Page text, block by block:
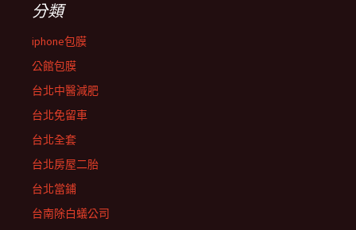
分類
iphone包膜
公館包膜
台北中醫減肥
台北免留車
台北全套
台北房屋二胎
台北當鋪
台南除白蟻公司